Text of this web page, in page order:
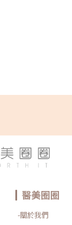
醫美圈圈
-關於我們